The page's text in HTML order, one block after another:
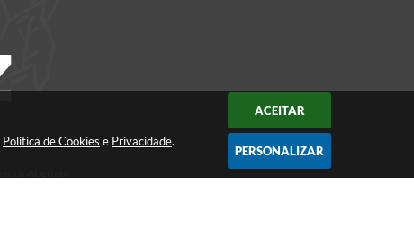
Política de Cookies e Privacidade.
ACEITAR
PERSONALIZAR